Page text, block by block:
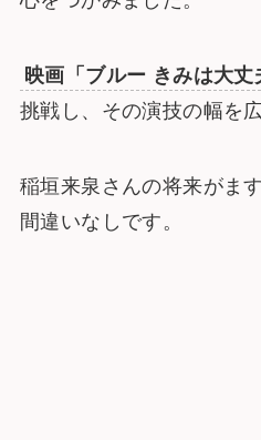
映画「ブルー きみは大丈
挑戦し、その演技の幅を
稲垣来泉さんの将来がま
間違いなしです。